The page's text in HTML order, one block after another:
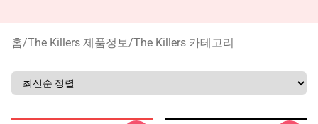
홈/The Killers 제품정보/The Killers 카테고리